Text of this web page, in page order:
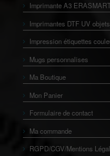
Imprimante A3
Imprimantes DTF UV objets
Impression étiquettes
Mugs personnalises
Ma Boutique
Mon Panier
Formulaire de contact
Ma commande
RGPD/CGV/Mentions